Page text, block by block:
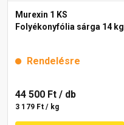
Murexin 1 KS
Folyékonyfólia sárga 14 kg
Rendelésre
44 500 Ft / db
3 179 Ft / kg